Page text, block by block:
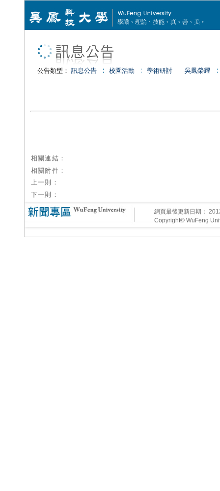
公告類型： 訊息公告 校園活動 學術研討 吳鳳榮耀
相關連結：
相關附件：
上一則：
下一則：
網頁最後更新日期：
Copyright© WuFeng